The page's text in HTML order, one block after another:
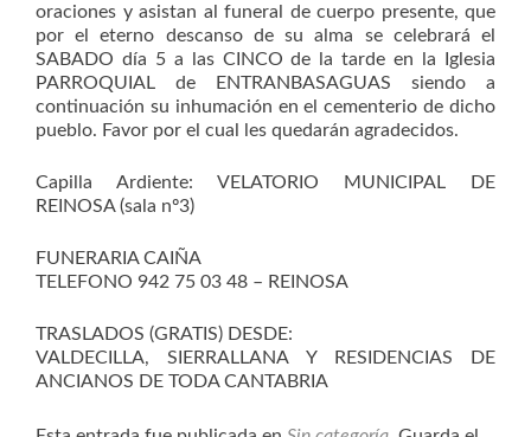
oraciones y asistan al funeral de cuerpo presente, que
por el eterno descanso de su alma se celebrará el
SABADO día 5 a las CINCO de la tarde en la Iglesia
PARROQUIAL de ENTRANBASAGUAS siendo a
continuación su inhumación en el cementerio de dicho
pueblo. Favor por el cual les quedarán agradecidos.
Capilla Ardiente: VELATORIO MUNICIPAL DE
REINOSA (sala nº3)
FUNERARIA CAIÑA
TELEFONO 942 75 03 48 – REINOSA
TRASLADOS (GRATIS) DESDE:
VALDECILLA, SIERRALLANA Y RESIDENCIAS DE
ANCIANOS DE TODA CANTABRIA